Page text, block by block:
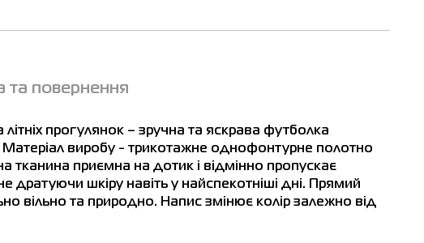
64
68
та повернення
прогулянок – зручна та яскрава футболка
Матеріал виробу - трикотажне однофонтурне полотно
тканина приємна на дотик і відмінно пропускає
дратуючи шкіру навіть у найспекотніші дні. Прямий
вільно та природно. Напис змінює колір залежно від